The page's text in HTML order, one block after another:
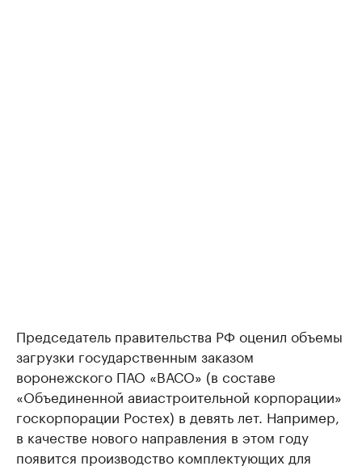
Председатель правительства РФ оценил объемы
загрузки государственным заказом
воронежского ПАО «ВАСО» (в составе
«Объединенной авиастроительной корпорации»
госкорпорации Ростех) в девять лет. Например,
в качестве нового направления в этом году
появится производство комплектующих для